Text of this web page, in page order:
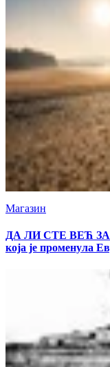
Магазин
ДА ЛИ СТЕ ВЕЋ
која је променула